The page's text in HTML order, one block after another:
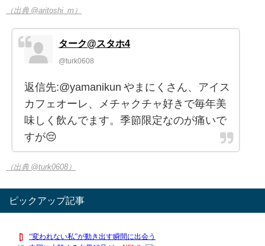
（出典 @aritoshi_m）
ターク@スタホ4
@turk0608
返信先:@yamanikun やまにくさん、アイス
カフェオーレ、メチャクチャ好きで毎年美
味しく飲んでます。季節限定なのが痛いで
すが😔
（出典 @turk0608）
ピックアップ記事